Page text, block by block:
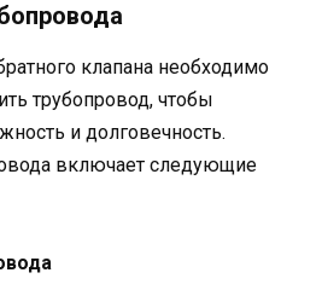
клапана необходимо
трубопровод, чтобы
и долговечность.
включает следующие